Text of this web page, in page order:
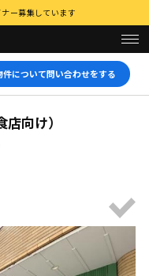
ー募集しています
件について問い合わせをする
向け）